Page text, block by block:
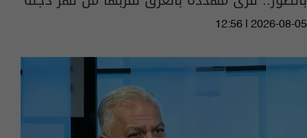
12:56 | 2026-08-05